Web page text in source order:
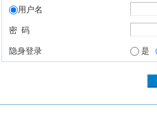
用户名
密 码
隐身登录 是